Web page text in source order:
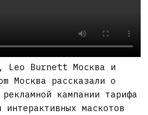
Leo Burnett Москва и
Москва рассказали о
рекламной кампании тарифа
интерактивных маскотов